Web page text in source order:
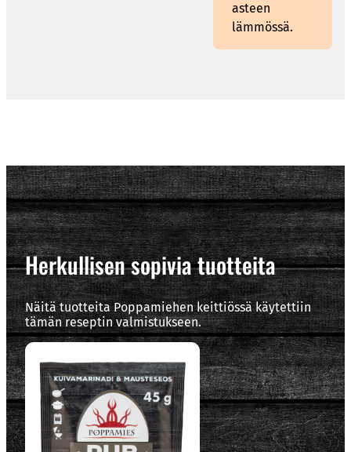
asteen
lämmössä.
Herkullisen sopivia tuotteita
Näitä tuotteita Poppamiehen keittiössä käytettiin
tämän reseptin valmistukseen.